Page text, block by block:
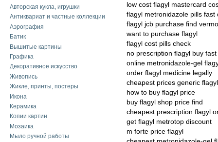
Авторская кукла, игрушки
Антиквариат и частные коллекции
Аэрография
Батик
Вышитые картины
Графика
Декоративное искусство
Живопись
Жикле, принты, постеры
Икона
Керамика
Копии картин
Мозаика
Мыло ручной работы
low cost flagyl mastercard
flagyl metronidazole pills fast
flagyl jcb purchase find
want to purchase flagyl
flagyl cost pills check
no prescription flagyl buy fast
online metronidazole-gel
order flagyl medicine legally
cheapest prices generic flagyl
how to buy flagyl price
buy flagyl shop price find
cheapest prescription flagyl
get flagyl metrotop discount
m forte price flagyl